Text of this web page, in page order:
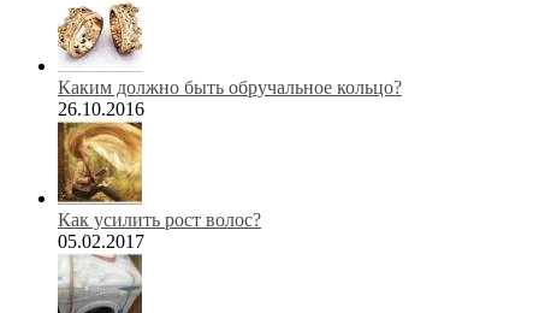
Каким должно быть обручальное кольцо?
26.10.2016
Как усилить рост волос?
05.02.2017